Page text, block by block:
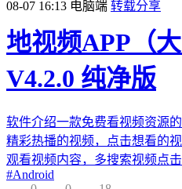
08-07 16:13 电脑端 转载分享
地视频APP（大
V4.2.0 纯净版
软件介绍一款免费看视频资源
精彩热播的视频，点击想看的
观看视频内容，多搜索视频点
#Android